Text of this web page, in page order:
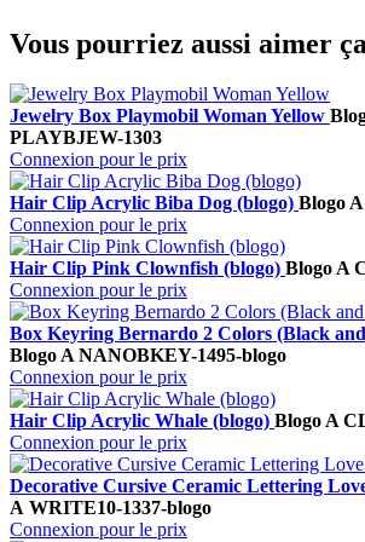
Vous pourriez aussi aimer ça
Jewelry Box Playmobil Woman Yellow
PLAYBJEW-1303
Connexion pour le prix
Hair Clip Acrylic Biba Dog (blogo) Blogo A
Connexion pour le prix
Hair Clip Pink Clownfish (blogo) Blogo A
Connexion pour le prix
Box Keyring Bernardo 2 Colors (Black
Blogo A NANOBKEY-1495-blogo
Connexion pour le prix
Hair Clip Acrylic Whale (blogo) Blogo A
Connexion pour le prix
Decorative Cursive Ceramic Lettering
A WRITE10-1337-blogo
Connexion pour le prix